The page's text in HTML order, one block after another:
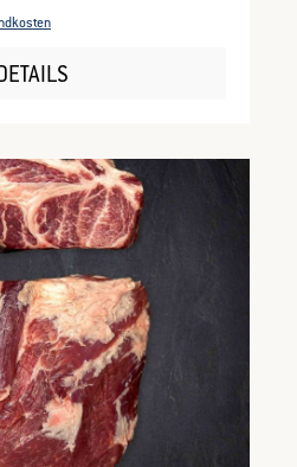
Baguette oder zu
hervorragend mit